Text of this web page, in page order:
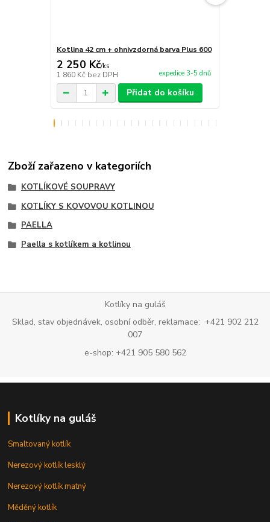
Kotlina 42 cm + ohnivzdorná barva Plus 600
2 250 Kč/ks
1 860 Kč bez DPH expedice 3-5 dnů
Přidat do košíku
Zboží zařazeno v kategoriích
KOTLÍKOVÉ SOUPRAVY
KOTLÍKY S KOVOVOU KOTLINOU
PAELLA
Paella s kotlíkem a kotlinou
Kotlíky na guláš
Sklad, stav objednávek, osobní odběr, reklamace: +421 902 212
007
e-shop: +421 905 580 562
Kotlíky na guláš
Smaltovaný kotlík
Nerezový kotlík lesklý
Nerezový kotlík matný
Měděný kotlík